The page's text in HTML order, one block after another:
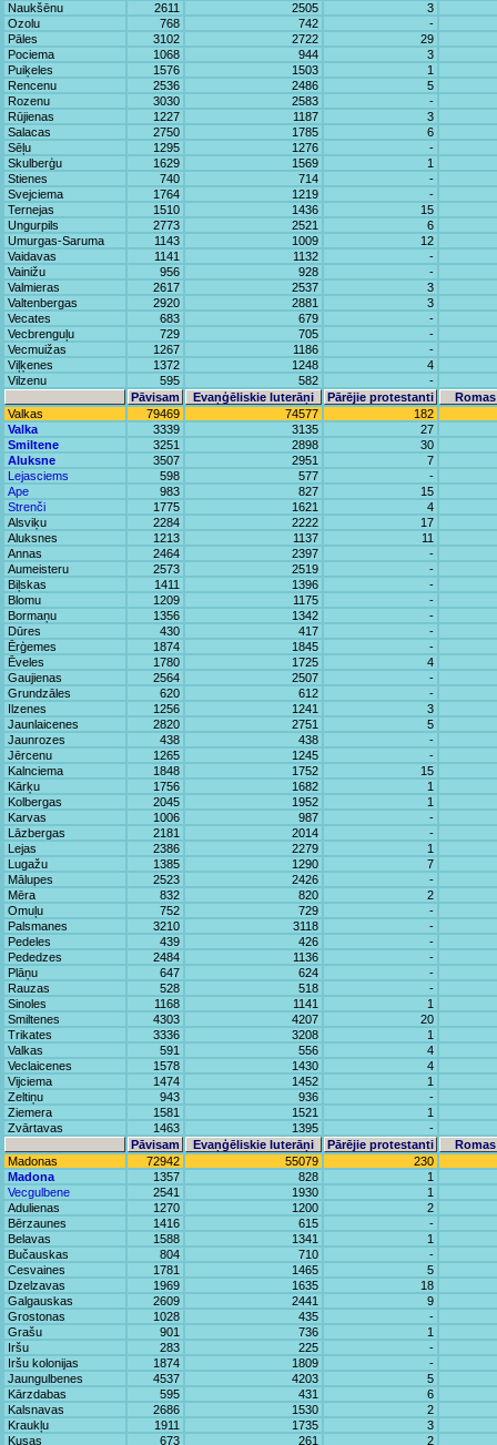
Naukšēnu
2611 2505
3
Ozolu
768 742
-
Pāles
3102 2722
29
Pociema
1068 944
3
Puiķeles
1576 1503
1
Rencenu
2536 2486
5
Rozenu
3030 2583
-
Rūjienas
1227 1187
3
Salacas
2750 1785
6
Sēļu
1295 1276
-
Skulberģu
1629 1569
1
Stienes
740 714
-
Svejciema
1764 1219
-
Ternejas
1510 1436
15
Ungurpils
2773 2521
6
Umurgas-Saruma
1143 1009
12
Vaidavas
1141 1132
-
Vainižu
956 928
-
Valmieras
2617 2537
3
Valtenbergas
2920 2881
3
Vecates
683 679
-
Vecbrenguļu
729 705
-
Vecmuižas
1267 1186
-
Viļķenes
1372 1248
4
Vilzenu
595 582
-
Pāvisam
Evaņģēliskie luterāņi Pārējie protestanti
Valkas
79469 74577
182
Valka
3339 3135
27
Smiltene
3251 2898
30
Aluksne
3507 2951
7
Lejasciems
598 577
-
Ape
983 827
15
Strenči
1775 1621
4
Alsviķu
2284 2222
17
Aluksnes
1213 1137
11
Annas
2464 2397
-
Aumeisteru
2573 2519
-
Biļskas
1411 1396
-
Blomu
1209 1175
-
Bormaņu
1356 1342
-
Dūres
430 417
-
Ērģemes
1874 1845
-
Ēveles
1780 1725
4
Gaujienas
2564 2507
-
Grundzāles
620 612
-
Ilzenes
1256 1241
3
Jaunlaicenes
2820 2751
5
Jaunrozes
438 438
-
Jērcenu
1265 1245
-
Kalnciema
1848 1752
15
Kārķu
1756 1682
1
Kolbergas
2045 1952
1
Karvas
1006 987
-
Lāzbergas
2181 2014
-
Lejas
2386 2279
1
Lugažu
1385 1290
7
Mālupes
2523 2426
-
Mēra
832 820
2
Omuļu
752 729
-
Palsmanes
3210 3118
-
Pedeles
439 426
-
Pededzes
2484 1136
-
Plāņu
647 624
-
Rauzas
528 518
-
Sinoles
1168 1141
1
Smiltenes
4303 4207
20
Trikates
3336 3208
1
Valkas
591 556
4
Veclaicenes
1578 1430
4
Vijciema
1474 1452
1
Zeltiņu
943 936
-
Ziemera
1581 1521
1
Zvārtavas
1463 1395
-
Pāvisam
Evaņģēliskie luterāņi Pārējie protestanti
Madonas
72942 55079
230
Madona
1357 828
1
Vecgulbene
2541 1930
1
Adulienas
1270 1200
2
Bērzaunes
1416 615
-
Belavas
1588 1341
1
Bučauskas
804 710
-
Cesvaines
1781 1465
5
Dzelzavas
1969 1635
18
Galgauskas
2609 2441
9
Grostonas
1028 435
-
Grašu
901 736
1
Iršu
283 225
-
Iršu kolonijas
1874 1809
-
Jaungulbenes
4537 4203
5
Kārzdabas
595 431
6
Kalsnavas
2686 1530
2
Kraukļu
1911 1735
3
Kusas
673 261 2